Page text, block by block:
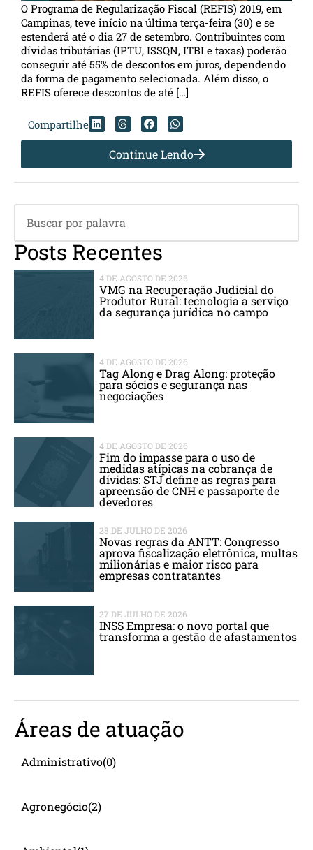
O Programa de Regularização Fiscal (REFIS) 2019, em
Campinas, teve início na última terça-feira (30) e se
estenderá até o dia 27 de setembro. Contribuintes com
dívidas tributárias (IPTU, ISSQN, ITBI e taxas) poderão
conseguir até 55% de descontos em juros, dependendo
da forma de pagamento selecionada. Além disso, o
REFIS oferece descontos de até […]
Compartilhe
Continue Lendo
Posts Recentes
4 DE AGOSTO DE 2026
VMG na Recuperação Judicial do
Produtor Rural: tecnologia a serviço
da segurança jurídica no campo
4 DE AGOSTO DE 2026
Tag Along e Drag Along: proteção
para sócios e segurança nas
negociações
4 DE AGOSTO DE 2026
Fim do impasse para o uso de
medidas atípicas na cobrança de
dívidas: STJ define as regras para
apreensão de CNH e passaporte de
devedores
28 DE JULHO DE 2026
Novas regras da ANTT: Congresso
aprova fiscalização eletrônica, multas
milionárias e maior risco para
empresas contratantes
27 DE JULHO DE 2026
INSS Empresa: o novo portal que
transforma a gestão de afastamentos
Áreas de atuação
Administrativo(0)
Agronegócio(2)